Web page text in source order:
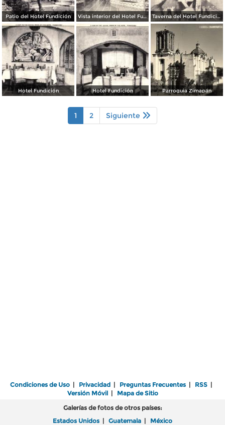
Patio del Hotel Fundición Vista interior del Hotel Fundición Taverna del Hotel Fundición
Hotel Fundición Hotel Fundición Parroquia Zimapán
1 2 Siguiente
Condiciones de Uso | Privacidad | Preguntas Frecuentes | RSS |
Versión Móvil| Mapa de Sitio
Galerías de fotos de otros países:
Estados Unidos | Guatemala | México